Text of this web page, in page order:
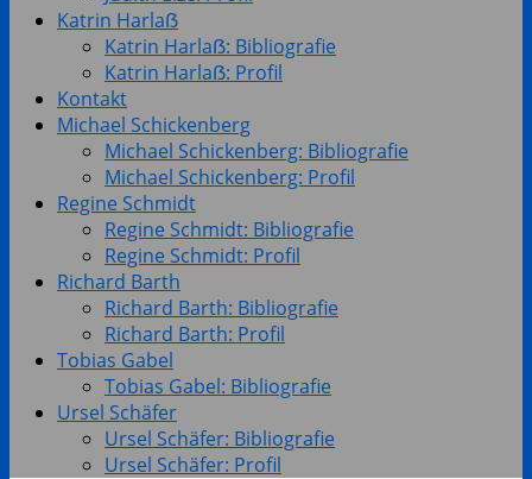
Katrin Harlaẞ
Katrin Harlaẞ: Bibliografie
Katrin Harlaẞ: Profil
Kontakt
Michael Schickenberg
Michael Schickenberg: Bibliografie
Michael Schickenberg: Profil
Regine Schmidt
Regine Schmidt: Bibliografie
Regine Schmidt: Profil
Richard Barth
Richard Barth: Bibliografie
Richard Barth: Profil
Tobias Gabel
Tobias Gabel: Bibliografie
Ursel Schäfer
Ursel Schäfer: Bibliografie
Ursel Schäfer: Profil